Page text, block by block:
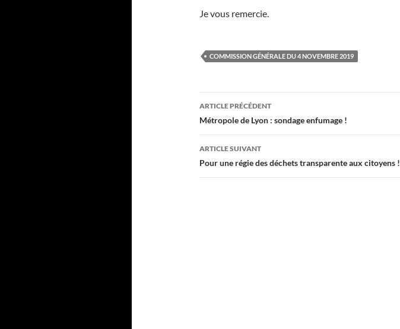
Je vous remercie.
COMMISSION GÉNÉRALE DU 4 NOVEMBRE 2019
Navigation
des
articles
ARTICLE PRÉCÉDENT
Métropole de Lyon : sondage enfumage !
ARTICLE SUIVANT
Pour une régie des déchets transparente aux citoyens !